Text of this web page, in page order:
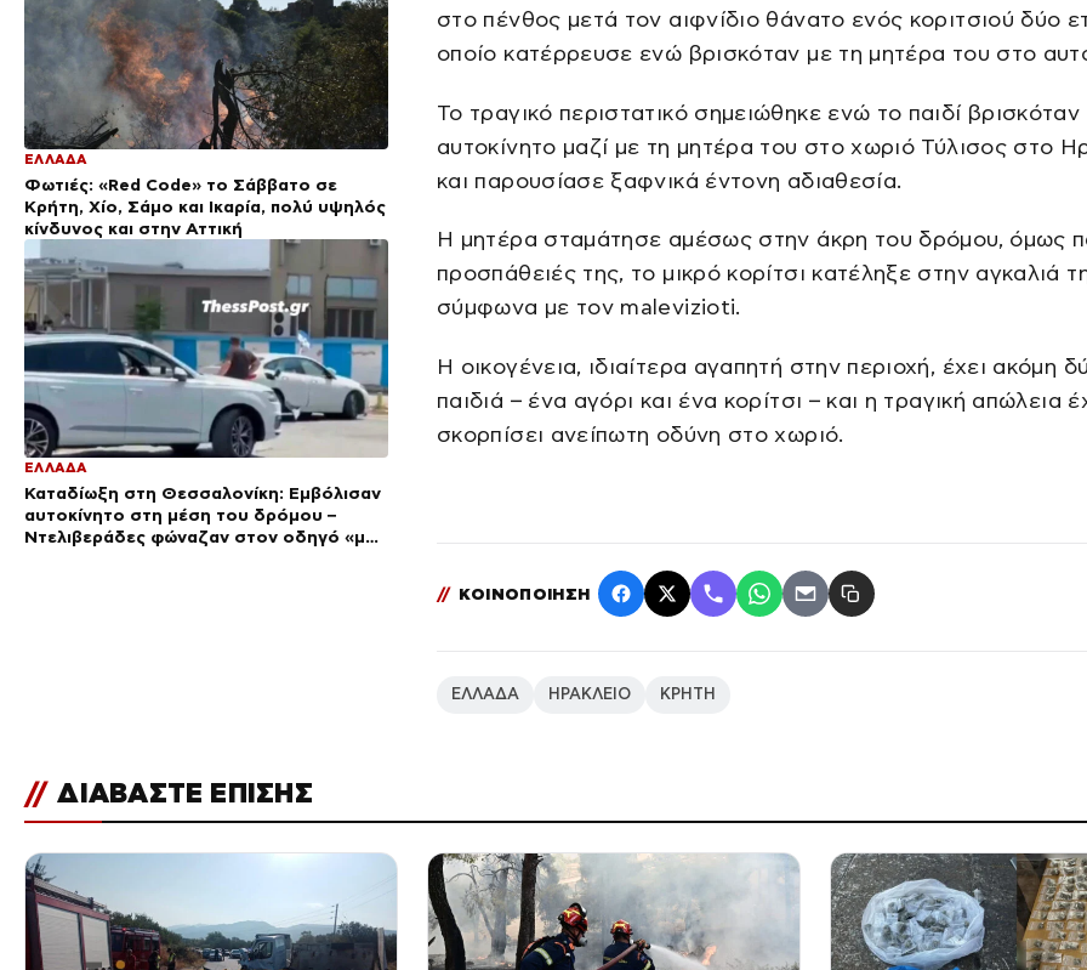
ΕΛΛΑΔΑ
Φωτιές: «Red Code» το Σάββατο σε
Κρήτη, Χίο, Σάμο και Ικαρία, πολύ υψηλός
κίνδυνος και στην Αττική
ΕΛΛΑΔΑ
Καταδίωξη στη Θεσσαλονίκη: Εμβόλισαν
αυτοκίνητο στη μέση του δρόμου –
Ντελιβεράδες φώναζαν στον οδηγό «μην
στο πένθος μετά τον αιφνίδιο θάνατο ενός κοριτσιού δύο
οποίο κατέρρευσε ενώ βρισκόταν με τη μητέρα του στο
Το τραγικό περιστατικό σημειώθηκε ενώ το παιδί
αυτοκίνητο μαζί με τη μητέρα του στο χωριό Τύλισος στο
και παρουσίασε ξαφνικά έντονη αδιαθεσία.
Η μητέρα σταμάτησε αμέσως στην άκρη του δρόμου, όμως
προσπάθειές της, το μικρό κορίτσι κατέληξε στην αγκαλιά
σύμφωνα με τον malevizioti.
Η οικογένεια, ιδιαίτερα αγαπητή στην περιοχή, έχει ακόμη
παιδιά – ένα αγόρι και ένα κορίτσι – και η τραγική απώλεια
σκορπίσει ανείπωτη οδύνη στο χωριό.
// ΚΟΙΝΟΠΟΙΗΣΗ
ΕΛΛΑΔΑ ΗΡΑΚΛΕΙΟ ΚΡΗΤΗ
// ΔΙΑΒΑΣΤΕ ΕΠΙΣΗΣ